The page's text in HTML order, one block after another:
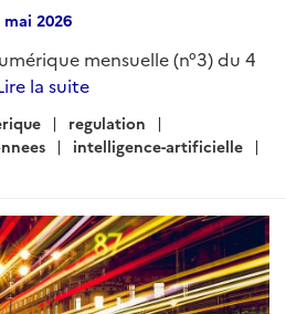
mai 2026
mensuelle (n°3) du 4
la suite
regulation
intelligence-artificielle